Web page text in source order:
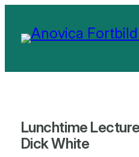
springen
Lunchtime
Dick White